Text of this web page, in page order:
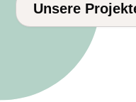
Unsere